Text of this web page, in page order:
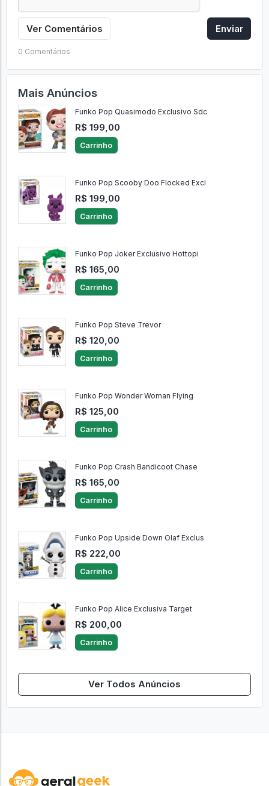
Ver Comentários Enviar
0 Comentários
Mais Anúncios
Funko Pop Quasimodo Exclusivo Sdc
R$ 199,00
Carrinho
Funko Pop Scooby Doo Flocked Excl
R$ 199,00
Carrinho
Funko Pop Joker Exclusivo Hottopi
R$ 165,00
Carrinho
Funko Pop Steve Trevor
R$ 120,00
Carrinho
Funko Pop Wonder Woman Flying
R$ 125,00
Carrinho
Funko Pop Crash Bandicoot Chase
R$ 165,00
Carrinho
Funko Pop Upside Down Olaf Exclus
R$ 222,00
Carrinho
Funko Pop Alice Exclusiva Target
R$ 200,00
Carrinho
Ver Todos Anúncios